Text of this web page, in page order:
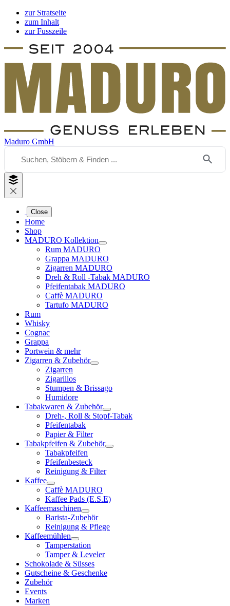
zur Stratseite
zum Inhalt
zur Fusszeile
Maduro GmbH
Close
Home
Shop
MADURO Kollektion
Rum MADURO
Grappa MADURO
Zigarren MADURO
Dreh & Roll -Tabak MADURO
Pfeifentabak MADURO
Caffè MADURO
Tartufo MADURO
Rum
Whisky
Cognac
Grappa
Portwein & mehr
Zigarren & Zubehör
Zigarren
Zigarillos
Stumpen & Brissago
Humidore
Tabakwaren & Zubehör
Dreh-, Roll & Stopf-Tabak
Pfeifentabak
Papier & Filter
Tabakpfeifen & Zubehör
Tabakpfeifen
Pfeifenbesteck
Reinigung & Filter
Kaffee
Caffè MADURO
Kaffee Pads (E.S.E)
Kaffeemaschinen
Barista-Zubehör
Reinigung & Pflege
Kaffeemühlen
Tamperstation
Tamper & Leveler
Schokolade & Süsses
Gutscheine & Geschenke
Zubehör
Events
Marken